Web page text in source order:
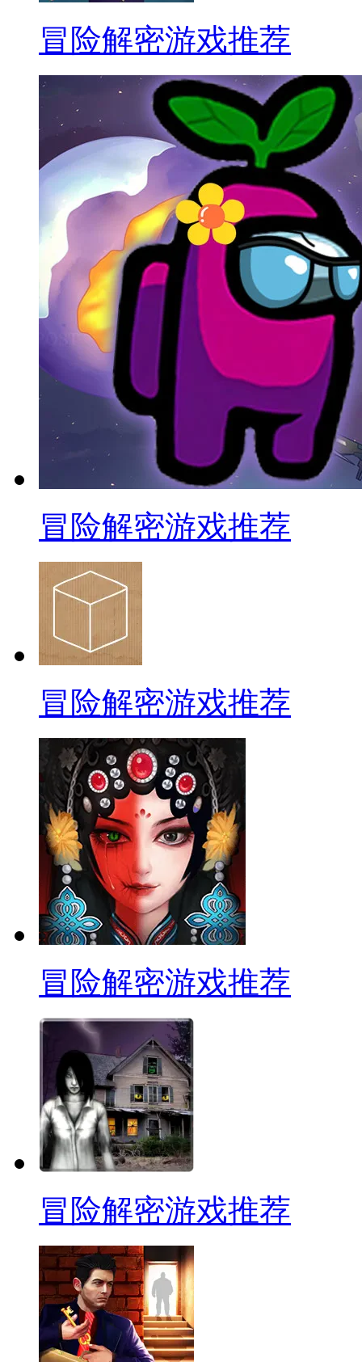
冒险解密游戏推荐
冒险解密游戏推荐
冒险解密游戏推荐
冒险解密游戏推荐
冒险解密游戏推荐